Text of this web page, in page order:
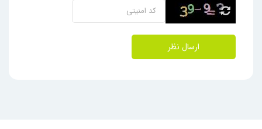
ارسال نظر